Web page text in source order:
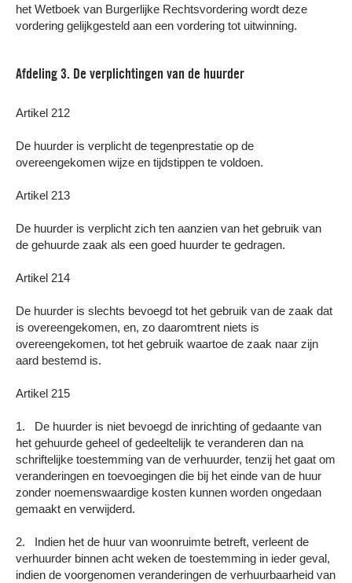
het Wetboek van Burgerlijke Rechtsvordering wordt deze
vordering gelijkgesteld aan een vordering tot uitwinning.
Afdeling 3. De verplichtingen van de huurder
Artikel 212
De huurder is verplicht de tegenprestatie op de
overeengekomen wijze en tijdstippen te voldoen.
Artikel 213
De huurder is verplicht zich ten aanzien van het gebruik van
de gehuurde zaak als een goed huurder te gedragen.
Artikel 214
De huurder is slechts bevoegd tot het gebruik van de zaak dat
is overeengekomen, en, zo daaromtrent niets is
overeengekomen, tot het gebruik waartoe de zaak naar zijn
aard bestemd is.
Artikel 215
1. De huurder is niet bevoegd de inrichting of gedaante van
het gehuurde geheel of gedeeltelijk te veranderen dan na
schriftelijke toestemming van de verhuurder, tenzij het gaat om
veranderingen en toevoegingen die bij het einde van de huur
zonder noemenswaardige kosten kunnen worden ongedaan
gemaakt en verwijderd.
2. Indien het de huur van woonruimte betreft, verleent de
verhuurder binnen acht weken de toestemming in ieder geval,
indien de voorgenomen veranderingen de verhuurbaarheid van